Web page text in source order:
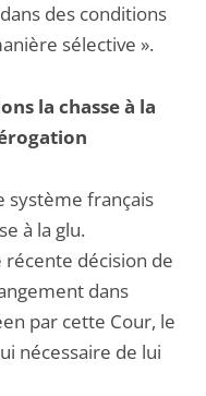
des conditions
sélective ».
la chasse à la
système français
à la glu.
récente décision de
dans
par cette Cour, le
nécessaire de lui